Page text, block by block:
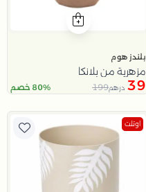
بلندز هوم
مزهرية من بلانكا
39 درهم199 80% خصم
اوتلت